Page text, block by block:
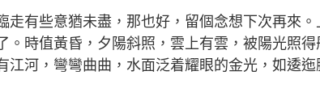
有些意猶未盡，那也好，留個念想下次再來。
。時值黃昏，夕陽斜照，雲上有雲，被陽光照
江河，彎彎曲曲，水面泛着耀眼的金光，如逶迤